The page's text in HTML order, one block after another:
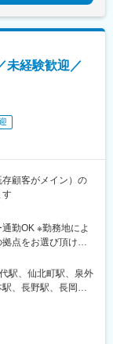
御茶ノ水駅、東久
越谷レイクタウン
駅、三鷹駅、西富士
東武動物公園駅、
の台駅、戸越駅、
京メトロ)、花小金
歳烏山駅、荏原中延
稜郭駅、羽前大山
駅、武佐駅(北海
、信濃吉田駅、岩村
、上新庄駅、江坂
立駅、南中郷駅、
大野駅、近鉄郡山
府中駅、東金駅、林
駅、たまプラーザ
京都府)、東海学園前
、中野島駅、初富
口駅、大阪上本町
駅、代官山駅、五反
未経験歓迎／
顧客がメイン）の
す
勤OK ※勤務地によ
点をお選び頂けま
店＜東北エリア＞■
所＜北陸エリア＞■
リア＞■東京支店■
機器開発営業部
松支店■岐阜支店■
駅、仙北町駅、泉外
、長野駅、長岡
、伊勢佐木長者町
西岐阜駅、久居